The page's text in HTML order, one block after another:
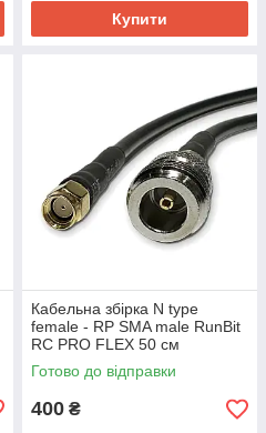
Купити
Кабельна збірка N type
female - RP SMA male RunBit
RC PRO FLEX 50 см
Готово до відправки
400 ₴